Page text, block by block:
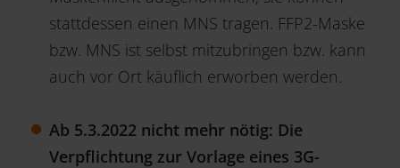
stattdessen einen MNS tragen. FFP2-Maske
bzw. MNS ist selbst mitzubringen bzw. kann
auch vor Ort käuflich erworben werden.
Ab 5.3.2022 nicht mehr nötig: Die
Verpflichtung zur Vorlage eines 3G-